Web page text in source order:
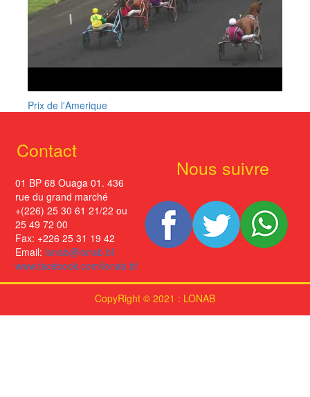
Prix de l'Amerique
Contact
01 BP 68 Ouaga 01. 436
rue du grand marché
+(226) 25 30 61 21/22 ou
25 49 72 00
Fax: +226 25 31 19 42
Email: lonab@lonab.bf
www.facebook.com/lonab.bf
Nous suivre
CopyRight © 2021 : LONAB